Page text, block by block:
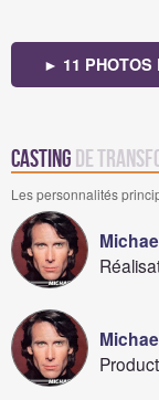
► 11 PHOTOS
Casting de
Les personnalités